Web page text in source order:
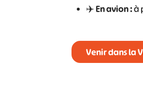
✈️ En avion :à
Venir dans la